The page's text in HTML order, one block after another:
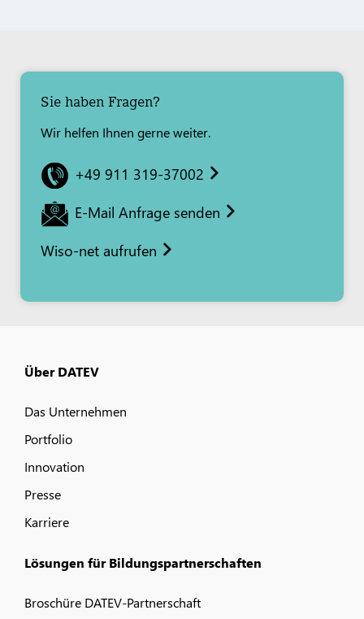
Sie haben Fragen?
Wir helfen Ihnen gerne weiter.
+49 911 319-37002
E-Mail Anfrage senden
Wiso-net aufrufen
Über DATEV
Das Unternehmen
Portfolio
Innovation
Presse
Karriere
Lösungen für Bildungspartnerschaften
Broschüre DATEV-Partnerschaft